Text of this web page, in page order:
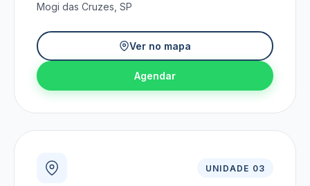
Mogi das Cruzes, SP
Ver no mapa
Agendar
UNIDADE 03